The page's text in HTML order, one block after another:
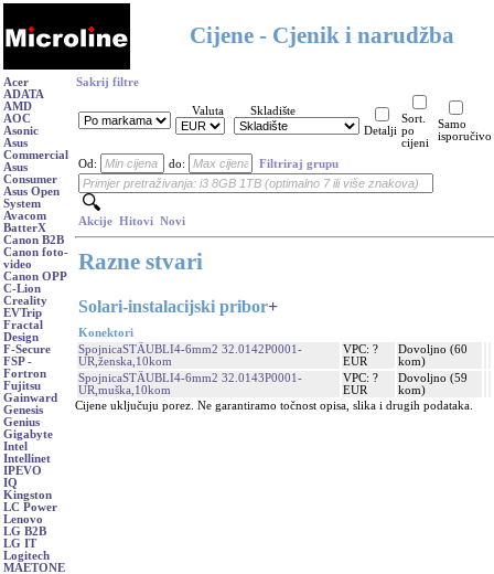
Cijene - Cjenik i narudžba
Acer
ADATA
AMD
AOC
Asonic
Asus
Commercial
Asus
Consumer
Asus Open
System
Avacom
BatterX
Canon B2B
Canon foto-
video
Canon OPP
C-Lion
Creality
EVTrip
Fractal
Design
F-Secure
FSP -
Fortron
Fujitsu
Gainward
Genesis
Genius
Gigabyte
Intel
Intellinet
IPEVO
IQ
Kingston
LC Power
Lenovo
LG B2B
LG IT
Logitech
MAETONE
Sakrij filtre
Valuta
Skladište
Detalji
Sort.
po
cijeni
Samo
isporučivo
Od: do: Filtriraj grupu
Akcije Hitovi Novi
Razne stvari
Solari-instalacijski pribor+
Konektori
SpojnicaSTÄUBLI4-6mm2 32.0142P0001-
UR,ženska,10kom
VPC: ?
EUR
Dovoljno (60
kom)
SpojnicaSTÄUBLI4-6mm2 32.0143P0001-
UR,muška,10kom
VPC: ?
EUR
Dovoljno (59
kom)
Cijene uključuju porez. Ne garantiramo točnost opisa, slika i drugih podataka.